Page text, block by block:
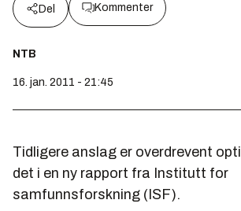
Del Kommenter
NTB
16. jan. 2011 - 21:45
Tidligere anslag er overdrevent
det i en ny rapport fra Institutt for
samfunnsforskning (ISF).